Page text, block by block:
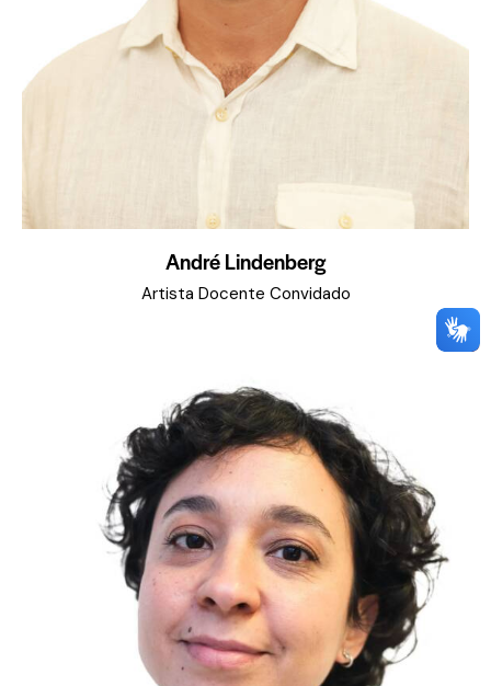
André Lindenberg
Artista Docente Convidado